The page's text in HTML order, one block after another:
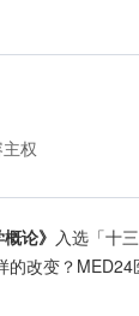
权
论》 入选「十
改变？